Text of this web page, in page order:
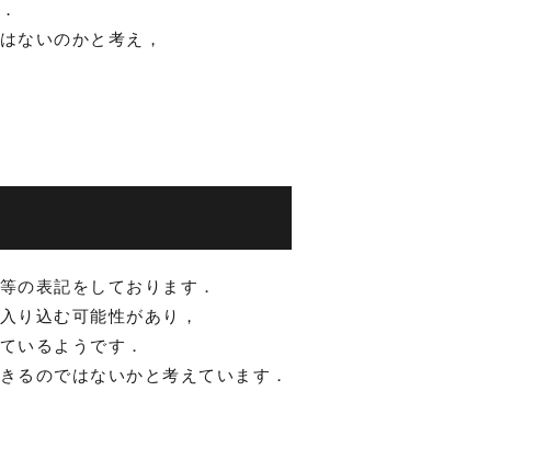
ないのかと考え，
の表記をしております．
り込む可能性があり，
いるようです．
るのではないかと考えています．